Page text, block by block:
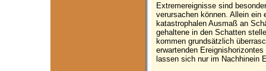
Extremereignisse sind
verursachen können. Allein ein
katastrophalen Ausmaß an
gehaltene in den Schatten
kommen grundsätzlich
erwartenden
lassen sich nur im Nachhinein